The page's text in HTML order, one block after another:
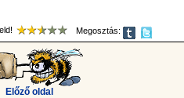
Megosztás:
Előző oldal